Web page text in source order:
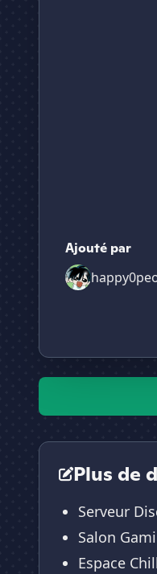
Ajouté par
Plus de
Serveur
Salon
Espace